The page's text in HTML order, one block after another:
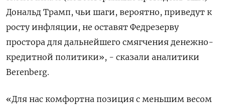
Дональд Трамп, чьи шаги, вероятно, приведут к
росту инфляции, не оставят Федрезерву
простора для дальнейшего смягчения денежно-
кредитной политики», - сказали аналитики
Berenberg.
«Для нас комфортна позиция с меньшим весом